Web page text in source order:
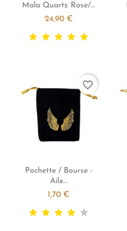
Aperçu rapide
Mala Quartz Rose/...
24,90 €
Aperçu rapide
Pochette / Bourse -
Aile...
1,70 €
favorite_border